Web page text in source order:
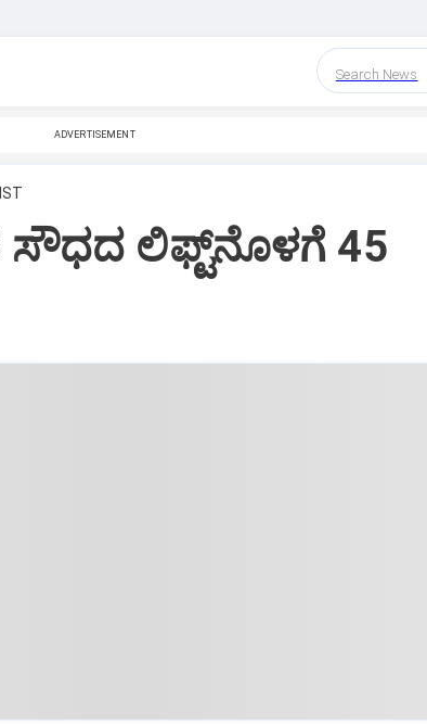
Search News
ADVERTISEMENT
ಸೌಧದ ಲಿಫ್ಟ್‌ನೊಳಗೆ 45